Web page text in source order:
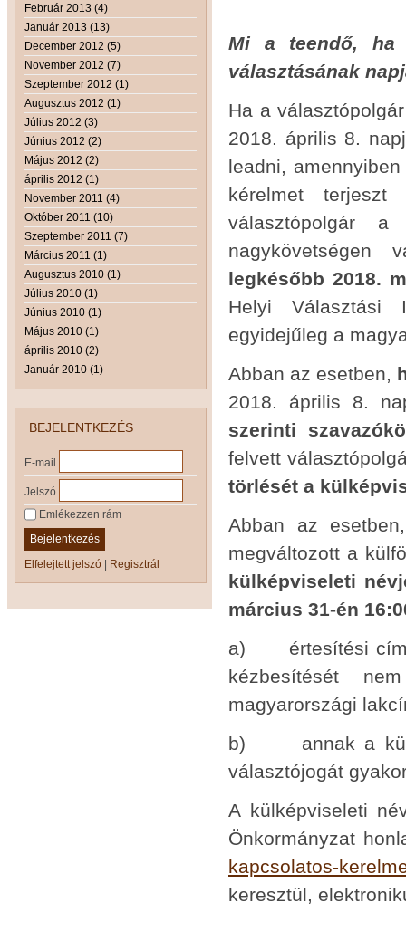
Február 2013 (4)
Január 2013 (13)
December 2012 (5)
November 2012 (7)
Szeptember 2012 (1)
Augusztus 2012 (1)
Július 2012 (3)
Június 2012 (2)
Május 2012 (2)
április 2012 (1)
November 2011 (4)
Október 2011 (10)
Szeptember 2011 (7)
Március 2011 (1)
Augusztus 2010 (1)
Július 2010 (1)
Június 2010 (1)
Május 2010 (1)
április 2010 (2)
Január 2010 (1)
BEJELENTKEZÉS
E-mail
Jelszó
Emlékezzen rám
Bejelentkezés
Elfelejtett jelszó | Regisztrál
Mi a teendő, ha
választásának
Ha a
2018. április 8.
leadni,
kérelmet
választópolgár
nagykövetségen
legkésőbb 2018.
Helyi Választási
egyidejűleg a
Abban az esetben,
2018. április 8.
szerinti
felvett
törlését a
Abban az
megváltozott a
külképviseleti
március 31-én
a) értesítési
kézbesítését
magyarországi
b) annak a
választójogát
A külképviseleti
Önkormányzat
kapcsolatos-
keresztül,